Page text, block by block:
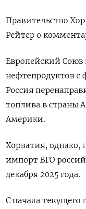
Правительство
Рейтер о
Европейский Союз
нефтепродуктов с
Россия
топлива в страны
Америки.
Хорватия, однако,
импорт ВГО
декабря 2025 года.
С начала текущего